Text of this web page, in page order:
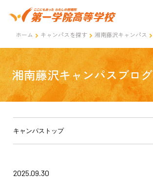
ホーム キャンパスを探す 湘南藤沢キャンパス
湘南藤沢キャンパスブログ
キャンパストップ
2025.09.30